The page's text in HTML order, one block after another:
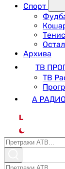
Спорт
Тенис
Архива
ТВ
ТВ
А РАДИО
L